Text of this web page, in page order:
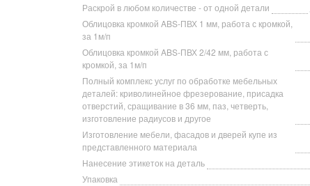
Раскрой в любом количестве - от одной детали
Облицовка кромкой ABS-ПВХ 1 мм, работа с кромкой,
за 1м/п
Облицовка кромкой ABS-ПВХ 2/42 мм, работа с
кромкой, за 1м/п
Полный комплекс услуг по обработке мебельных
деталей: криволинейное фрезерование, присадка
отверстий, сращивание в 36 мм, паз, четверть,
изготовление радиусов и другое
Изготовление мебели, фасадов и дверей купе из
представленного материала
Нанесение этикеток на деталь
Упаковка